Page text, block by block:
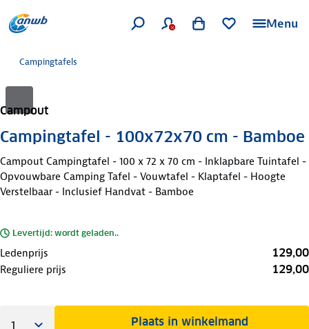
Menu
Campingtafels
Campout
Campingtafel - 100x72x70 cm - Bamboe
Campout Campingtafel - 100 x 72 x 70 cm - Inklapbare Tuintafel -
Opvouwbare Camping Tafel - Vouwtafel - Klaptafel - Hoogte
Verstelbaar - Inclusief Handvat - Bamboe
Levertijd: wordt geladen..
Ledenprijs 129,00
Reguliere prijs 129,00
Plaats in winkelmand